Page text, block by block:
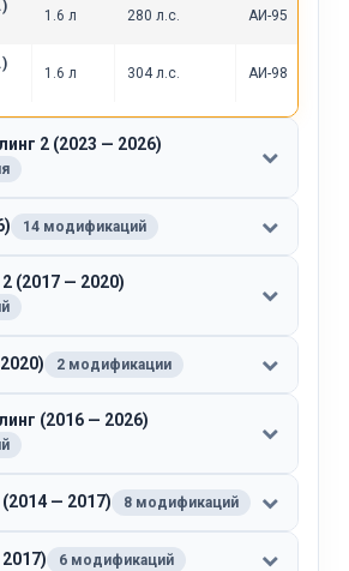
1.6 л 280 л.с. АИ-95
1.6 л 304 л.с. АИ-98
2 (2023 — 2026)
14 модификаций
2 (2017 — 2020)
2 модификации
(2016 — 2026)
(2014 — 2017) 8 модификаций
6 модификаций